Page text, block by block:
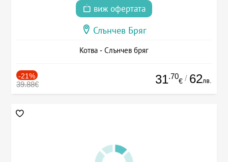
виж офертата
Слънчев Бряг
Котва - Слънчев бряг
-21%
39.88€ 31.70
€ / 62лв.